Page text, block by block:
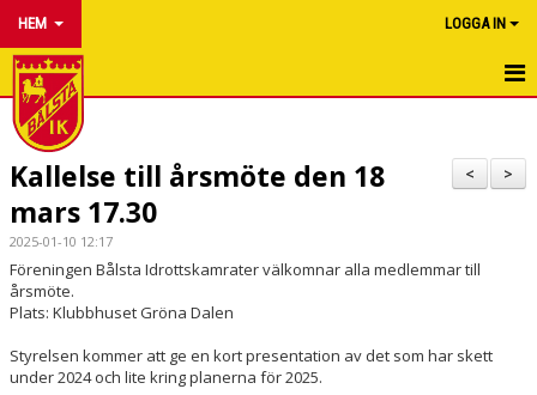
HEM LOGGA IN
HEM
NYHETER
OM KLUBBEN
FÖRENINGSINFO
SAMARBETA MED OSS
>
<
Kallelse till årsmöte den 18
mars 17.30
2025-01-10 12:17
Föreningen Bålsta Idrottskamrater välkomnar alla medlemmar till
årsmöte.
Plats: Klubbhuset Gröna Dalen
Styrelsen kommer att ge en kort presentation av det som har skett
under 2024 och lite kring planerna för 2025.